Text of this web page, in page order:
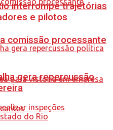
comissão processante
interrompe trajetórias
e pilotos
gera repercussão